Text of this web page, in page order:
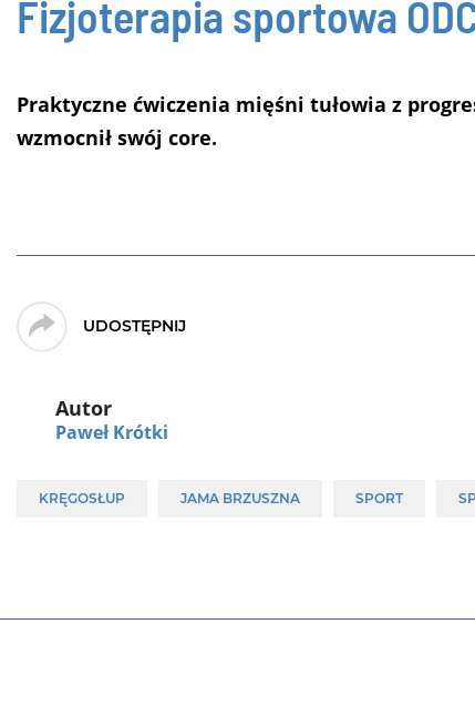
Fizjoterapia sportowa
Praktyczne ćwiczenia mięśni tułowia z
wzmocnił swój core.
UDOSTĘPNIJ
Autor
Paweł Krótki
KRĘGOSŁUP JAMA BRZUSZNA SPORT